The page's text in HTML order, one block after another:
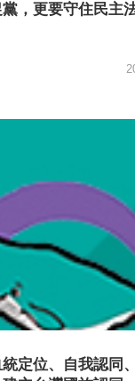
，更要守住民主
統定位、自我認同